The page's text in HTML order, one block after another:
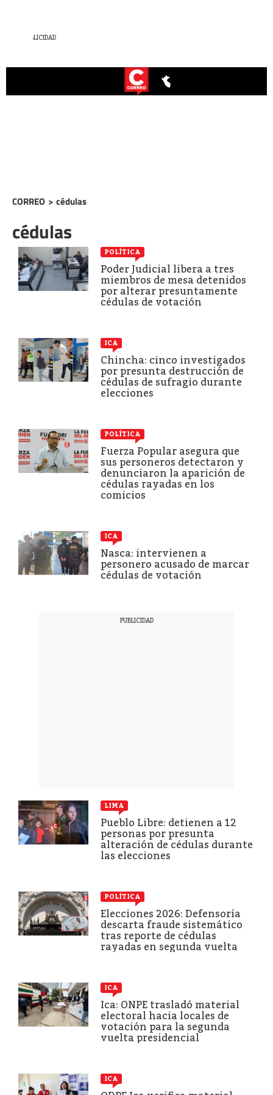
CORREO > cédulas
cédulas
POLÍTICA
Poder Judicial libera a tres
miembros de mesa detenidos
por alterar presuntamente
cédulas de votación
ICA
Chincha: cinco investigados
por presunta destrucción de
cédulas de sufragio durante
elecciones
POLÍTICA
Fuerza Popular asegura que
sus personeros detectaron y
denunciaron la aparición de
cédulas rayadas en los
comicios
ICA
Nasca: intervienen a
personero acusado de marcar
cédulas de votación
LIMA
Pueblo Libre: detienen a 12
personas por presunta
alteración de cédulas durante
las elecciones
POLÍTICA
Elecciones 2026: Defensoría
descarta fraude sistemático
tras reporte de cédulas
rayadas en segunda vuelta
ICA
Ica: ONPE trasladó material
electoral hacia locales de
votación para la segunda
vuelta presidencial
ICA